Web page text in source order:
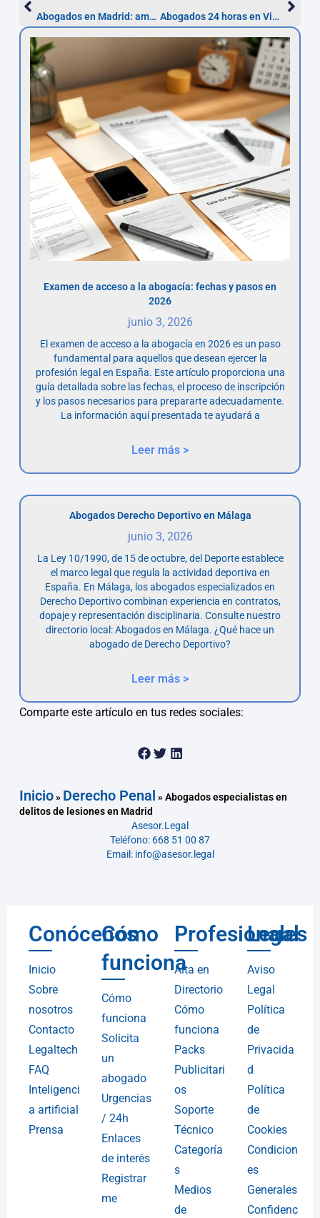
Abogados en Madrid: amenazas y coacciones
Abogados 24 horas en Vizcaya
Examen de acceso a la abogacía: fechas y pasos en
2026
junio 3, 2026
El examen de acceso a la abogacía en 2026 es un paso
fundamental para aquellos que desean ejercer la
profesión legal en España. Este artículo proporciona una
guía detallada sobre las fechas, el proceso de inscripción
y los pasos necesarios para prepararte adecuadamente.
La información aquí presentada te ayudará a
Leer más >
Abogados Derecho Deportivo en Málaga
junio 3, 2026
La Ley 10/1990, de 15 de octubre, del Deporte establece
el marco legal que regula la actividad deportiva en
España. En Málaga, los abogados especializados en
Derecho Deportivo combinan experiencia en contratos,
dopaje y representación disciplinaria. Consulte nuestro
directorio local: Abogados en Málaga. ¿Qué hace un
abogado de Derecho Deportivo?
Leer más >
Comparte este artículo en tus redes sociales:
Inicio» Derecho Penal »Abogados especialistas en
delitos de lesiones en Madrid
Asesor.Legal
Teléfono: 668 51 00 87
Email: info@asesor.legal
Conócenos
Inicio
Sobre
nosotros
Contacto
Legaltech
FAQ
Inteligenci
a artificial
Prensa
Cómo
funciona
Cómo
funciona
Solicita
un
abogado
Urgencias
/ 24h
Enlaces
de interés
Registrar
me
Profesionales
Alta en
Directorio
Cómo
funciona
Packs
Publicitari
os
Soporte
Técnico
Categoría
s
Medios
de
Legal
Aviso
Legal
Política
de
Privacida
d
Política
de
Cookies
Condicion
es
Generales
Confidenc